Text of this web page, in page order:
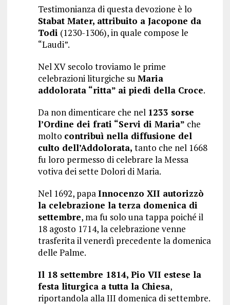
Testimonianza di questa devozione è lo
Stabat Mater, attribuito a Jacopone da
Todi (1230-1306), in quale compose le
“Laudi”.
Nel XV secolo troviamo le prime
celebrazioni liturgiche su Maria
addolorata “ritta” ai piedi della Croce.
Da non dimenticare che nel 1233 sorse
l’Ordine dei frati “Servi di Maria” che
molto contribuì nella diffusione del
culto dell’Addolorata, tanto che nel 1668
fu loro permesso di celebrare la Messa
votiva dei sette Dolori di Maria.
Nel 1692, papaInnocenzo XII autorizzò
la celebrazione la terza domenica di
settembre, ma fu solo una tappa poiché il
18 agosto 1714, la celebrazione venne
trasferita il venerdì precedente la domenica
delle Palme.
Il 18 settembre 1814, Pio VII estese la
festa liturgica a tutta la Chiesa,
riportandola alla III domenica di settembre.